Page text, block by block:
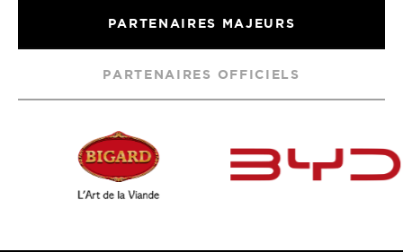
PARTENAIRES MAJEURS
PARTENAIRES OFFICIELS